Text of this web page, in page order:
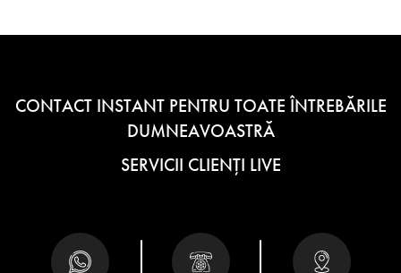
CONTACT INSTANT PENTRU TOATE ÎNTREBĂRILE
DUMNEAVOASTRĂ
SERVICII CLIENȚI LIVE